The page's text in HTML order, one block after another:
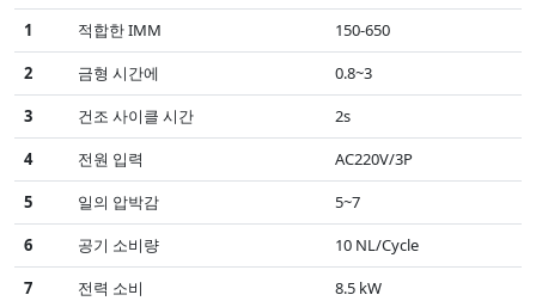
1
적합한 IMM
150-650
2
금형 시간에
0.8~3
3
건조 사이클 시간
2s
4
전원 입력
AC220V/3P
5
일의 압박감
5~7
6
공기 소비량
10 NL/Cycle
7
전력 소비 8.5 kW